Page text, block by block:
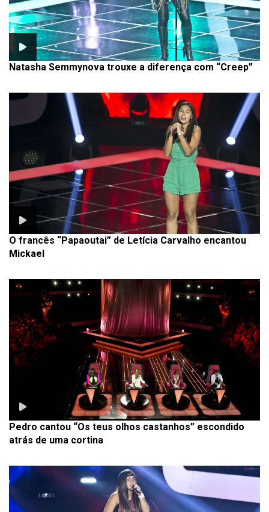
Natasha Semmynova trouxe a diferença com “Creep”
O francês “Papaoutai” de Letícia Carvalho encantou
Mickael
Pedro cantou “Os teus olhos castanhos” escondido
atrás de uma cortina